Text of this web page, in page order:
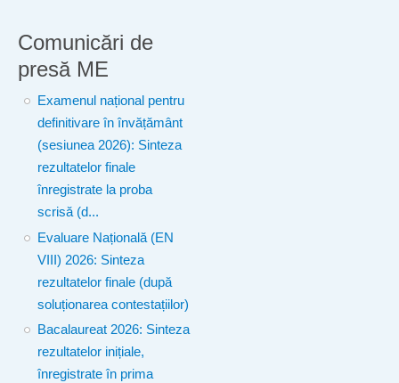
Comunicări de
presă ME
Examenul național pentru
definitivare în învățământ
(sesiunea 2026): Sinteza
rezultatelor finale
înregistrate la proba
scrisă (d...
Evaluare Națională (EN
VIII) 2026: Sinteza
rezultatelor finale (după
soluționarea contestațiilor)
Bacalaureat 2026: Sinteza
rezultatelor inițiale,
înregistrate în prima